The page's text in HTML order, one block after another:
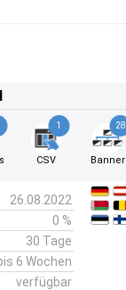
1
CSV
28
Banner
26.08.2022
0 %
30 Tage
6 Wochen
verfügbar